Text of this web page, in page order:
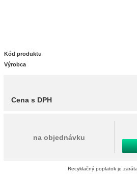
Kód produktu
Výrobca
Cena s DPH
na objednávku
Recyklačný poplatok je